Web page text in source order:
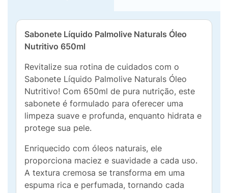
Sabonete Líquido Palmolive Naturals Óleo
Nutritivo 650ml
Revitalize sua rotina de cuidados com o
Sabonete Líquido Palmolive Naturals Óleo
Nutritivo! Com 650ml de pura nutrição, este
sabonete é formulado para oferecer uma
limpeza suave e profunda, enquanto hidrata e
protege sua pele.
Enriquecido com óleos naturais, ele
proporciona maciez e suavidade a cada uso.
A textura cremosa se transforma em uma
espuma rica e perfumada, tornando cada